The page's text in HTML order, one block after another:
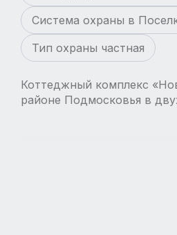
Система охраны в
Тип охраны частная
Коттеджный комплекс
районе Подмосковья в